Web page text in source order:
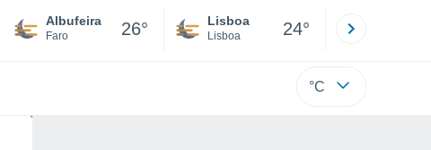
Albufeira
Faro 26° Lisboa
Lisboa 24°
°C